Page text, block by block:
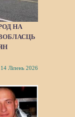
НА
Ліпень 2026